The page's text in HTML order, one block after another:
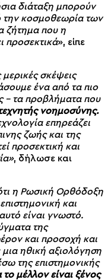
διάταξη μπορούν
κοσμοθεωρία των
ζήτημα που η
προσεκτικά», είπε
σκέψεις
ένα από τα πιο
– τα προβλήματα που
νοημοσύνης.
επηρεάζει
ζωής και της
προσεκτική και
, δήλωσε και
η Ρωσική Ορθόδοξη
και
είναι γνωστό.
της
και προσοχή και
ηθική αξιολόγηση
της επιστημονικής
μέλλον είναι ξένος